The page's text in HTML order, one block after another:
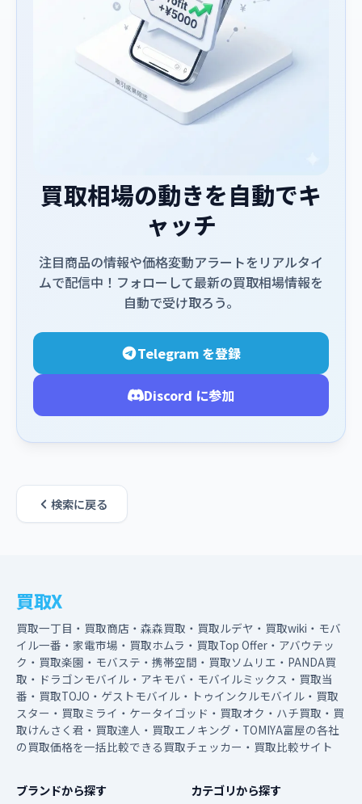
買取相場の動きを自動でキ
ャッチ
注目商品の情報や価格変動アラートをリアルタイ
ムで配信中！フォローして最新の買取相場情報を
自動で受け取ろう。
Telegram を登録
Discord に参加
検索に戻る
買取X
買取一丁目・買取商店・森森買取・買取ルデヤ・買取wiki・モバ
イル一番・家電市場・買取ホムラ・買取Top Offer・アバウテッ
ク・買取楽園・モバステ・携帯空間・買取ソムリエ・PANDA買
取・ドラゴンモバイル・アキモバ・モバイルミックス・買取当
番・買取TOJO・ゲストモバイル・トゥインクルモバイル・買取
スター・買取ミライ・ケータイゴッド・買取オク・ハチ買取・買
取けんさく君・買取達人・買取エノキング・TOMIYA富屋の各社
の買取価格を一括比較できる買取チェッカー・買取比較サイト
ブランドから探す カテゴリから探す